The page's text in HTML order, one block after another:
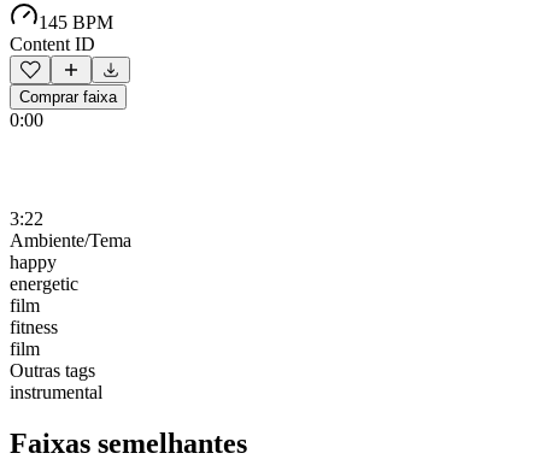
145 BPM
Content ID
Comprar faixa
0:00
3:22
Ambiente/Tema
happy
energetic
film
fitness
film
Outras tags
instrumental
Faixas semelhantes